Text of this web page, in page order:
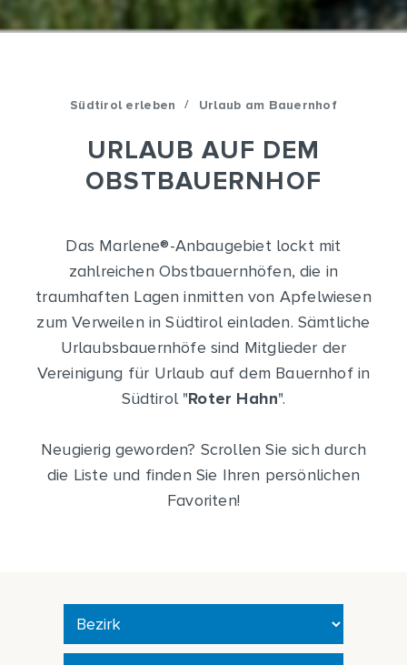
Südtirol erleben / Urlaub am Bauernhof
URLAUB AUF DEM
OBSTBAUERNHOF
Das Marlene®-Anbaugebiet lockt mit
zahlreichen Obstbauernhöfen, die in
traumhaften Lagen inmitten von Apfelwiesen
zum Verweilen in Südtirol einladen. Sämtliche
Urlaubsbauernhöfe sind Mitglieder der
Vereinigung für Urlaub auf dem Bauernhof in
Südtirol "Roter Hahn".
Neugierig geworden? Scrollen Sie sich durch
die Liste und finden Sie Ihren persönlichen
Favoriten!